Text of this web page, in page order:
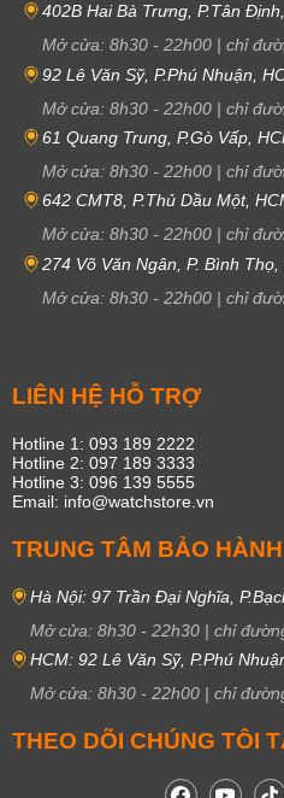
402B Hai Bà Trưng, P.Tân
Mở cửa: 8h30 - 22h00 | chỉ
92 Lê Văn Sỹ, P.Phú Nhuận,
Mở cửa: 8h30 - 22h00 | chỉ
61 Quang Trung, P.Gò Vấp,
Mở cửa: 8h30 - 22h00 | chỉ
642 CMT8, P.Thủ Dầu Một,
Mở cửa: 8h30 - 22h00 | chỉ
274 Võ Văn Ngân, P. Bình
Mở cửa: 8h30 - 22h00 | chỉ
LIÊN HỆ HỖ TRỢ
Hotline 1: 093 189 2222
Hotline 2: 097 189 3333
Hotline 3: 096 139 5555
Email: info@watchstore.vn
TRUNG TÂM BẢO HÀNH
Hà Nội: 97 Trần Đại Nghĩa,
Mở cửa: 8h30 - 22h30 | chỉ
HCM: 92 Lê Văn Sỹ, P.Phú
Mở cửa: 8h30 - 22h00 | chỉ
THEO DÕI CHÚNG TÔI